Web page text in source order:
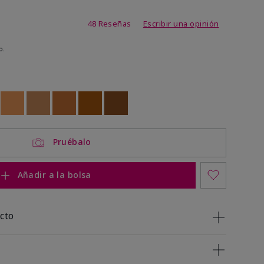
5 de 5
48 Reseñas Escribir una opinión
Pruébalo
Añadir a la bolsa